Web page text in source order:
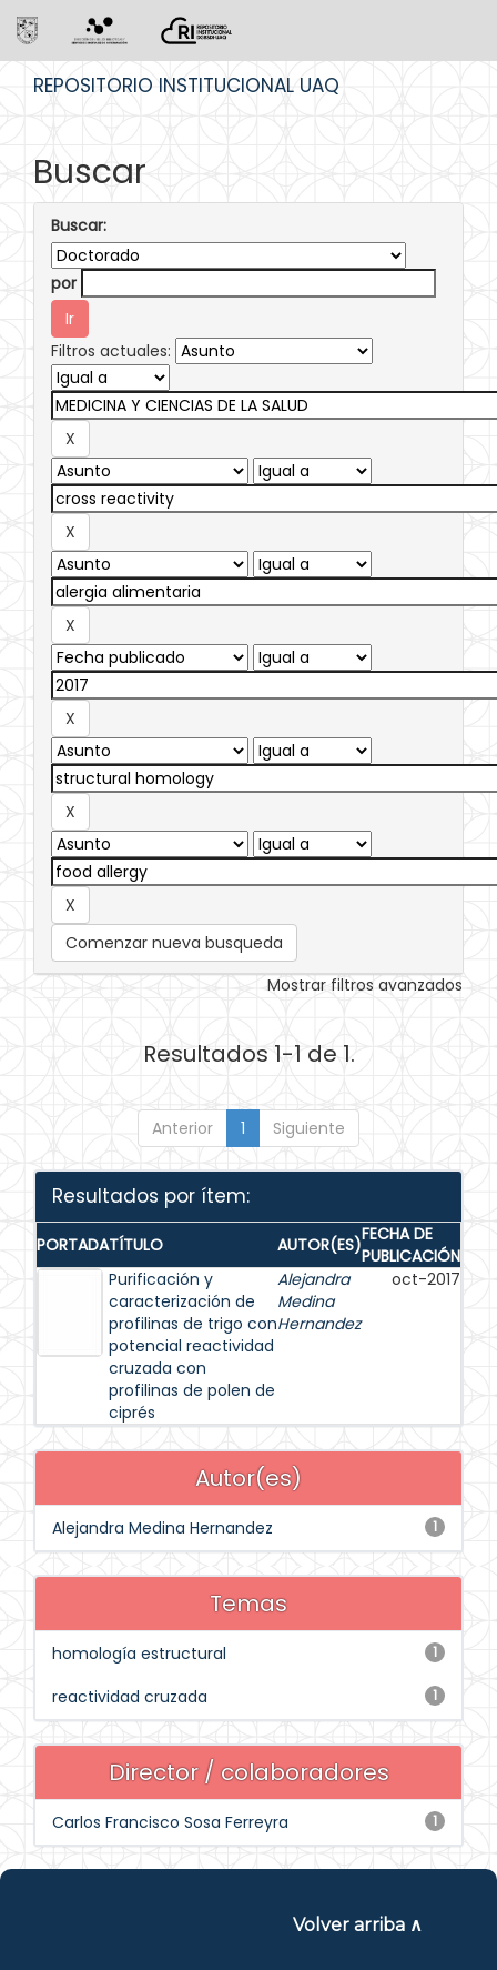
REPOSITORIO INSTITUCIONAL UAQ
Buscar
Buscar:
por
Filtros actuales:
Comenzar nueva busqueda
Mostrar filtros avanzados
Resultados 1-1 de 1.
Anterior 1 Siguiente
Resultados por ítem:
PORTADATÍTULO AUTOR(ES)FECHA DE
PUBLICACIÓN
Purificación y
caracterización de
profilinas de trigo con
potencial reactividad
cruzada con
profilinas de polen de
ciprés
Alejandra
Medina
Hernandez
oct-2017
Autor(es)
1
Alejandra Medina Hernandez
Temas
1
homología estructural
1
reactividad cruzada
Director / colaboradores
1
Carlos Francisco Sosa Ferreyra
Volver arriba ∧